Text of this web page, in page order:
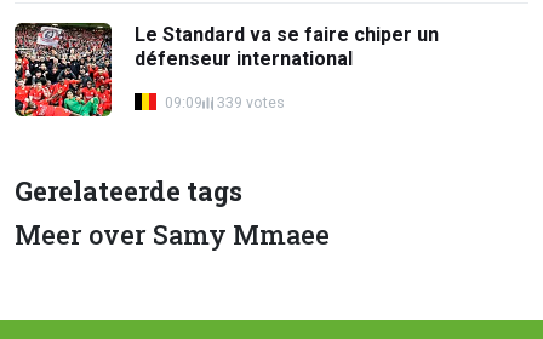
Le Standard va se faire chiper un
défenseur international
09:09 339 votes
Gerelateerde tags
Meer over Samy Mmaee